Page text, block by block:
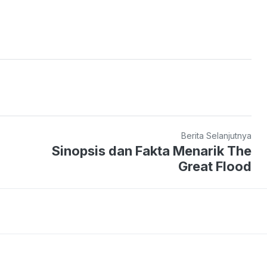
Berita Selanjutnya
Sinopsis dan Fakta Menarik The
Great Flood